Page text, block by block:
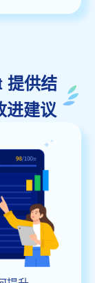
提供结
进建议